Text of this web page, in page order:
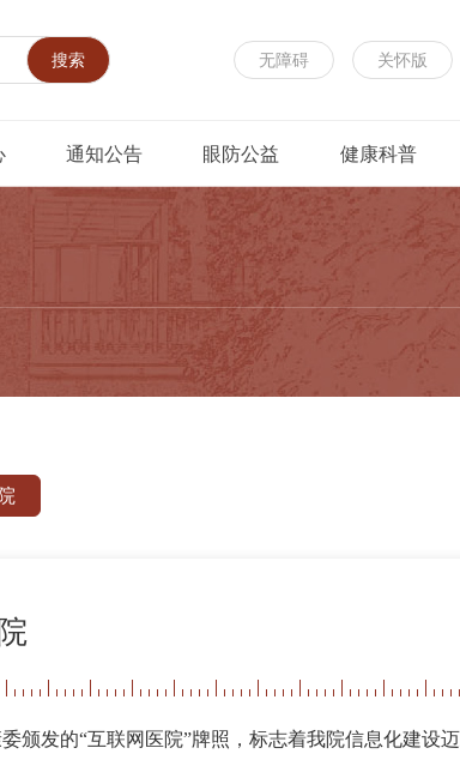
搜索 无障碍 关怀版
通知公告 眼防公益 健康科普
颁发的“互联网医院”牌照，标志着我院信息化建设迈